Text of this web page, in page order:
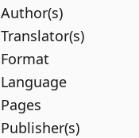
Author(s)
Translator(s)
Format
Language
Pages
Publisher(s)